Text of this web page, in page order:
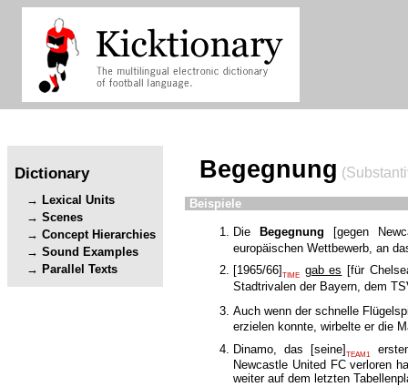
Dictionary
Lexical Units
Scenes
Concept Hierarchies
Sound Examples
Parallel Texts
Begegnung
Beispiele
Die Begegnung [gegen
europäischen Wettbewerb, an
[1965/66] TIME gab es [für
Stadtrivalen der Bayern, dem
Auch wenn der schnelle
erzielen konnte, wirbelte er die
Dinamo, das [seine]TEAM1
Newcastle United FC verloren
weiter auf dem letzten